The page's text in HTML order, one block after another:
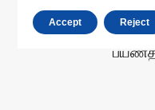
இடைநிலை &
வாய்ப்புகளைப்
Accept Reject